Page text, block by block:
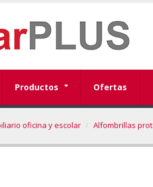
Productos Ofertas
oficina y escolar Alfombrillas